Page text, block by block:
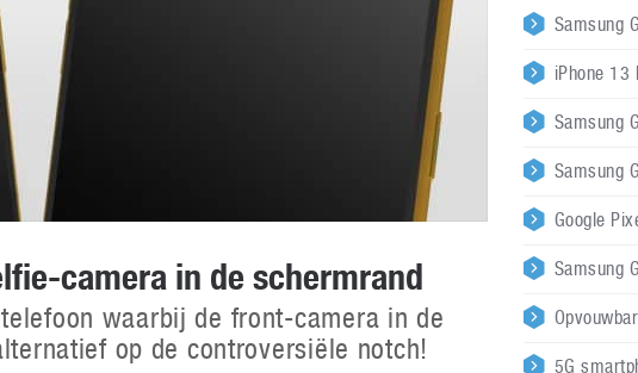
camera in de schermrand
waarbij de front-camera in de
op de controversiële notch!
Samsung
iPhone 13
Samsung
Samsung
Google
Samsung
5G